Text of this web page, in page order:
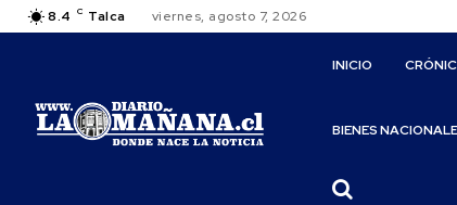
8.4 C Talca viernes, agosto 7, 2026
INICIO
BIENES